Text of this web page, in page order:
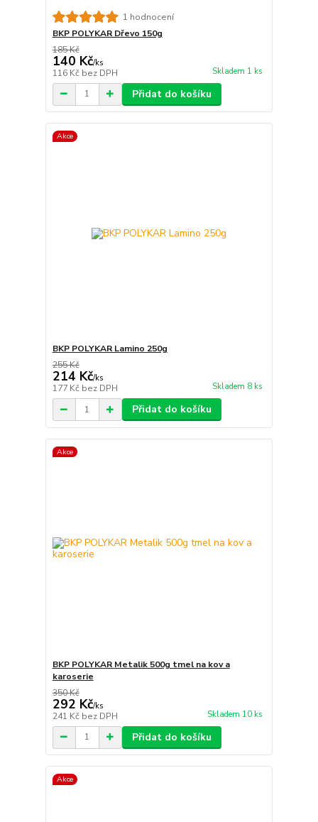
1 hodnocení
BKP POLYKAR Dřevo 150g
185 Kč
140 Kč/ks
116 Kč bez DPH Skladem 1 ks
Přidat do košíku
Akce
BKP POLYKAR Lamino 250g
255 Kč
214 Kč/ks
177 Kč bez DPH Skladem 8 ks
Přidat do košíku
Akce
BKP POLYKAR Metalik 500g tmel na kov a
karoserie
350 Kč
292 Kč/ks
241 Kč bez DPH Skladem 10 ks
Přidat do košíku
Akce